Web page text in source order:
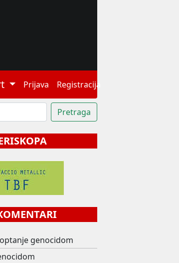
Prijava Registracija
genocidom